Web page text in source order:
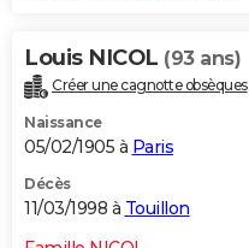
Louis NICOL (93 ans)
Créer une cagnotte obsèques
Naissance
05/02/1905 à Paris
Décès
11/03/1998 à Touillon